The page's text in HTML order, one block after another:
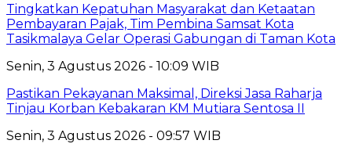
Tingkatkan Kepatuhan Masyarakat dan Ketaatan
Pembayaran Pajak, Tim Pembina Samsat Kota
Tasikmalaya Gelar Operasi Gabungan di Taman Kota
Senin, 3 Agustus 2026 - 10:09 WIB
Pastikan Pekayanan Maksimal, Direksi Jasa Raharja
Tinjau Korban Kebakaran KM Mutiara Sentosa II
Senin, 3 Agustus 2026 - 09:57 WIB